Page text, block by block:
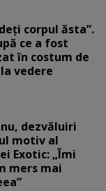
corpul ăsta”.
ce a fost
în costum de
vedere
dezvăluiri
motiv al
Exotic: „Îmi
mers mai